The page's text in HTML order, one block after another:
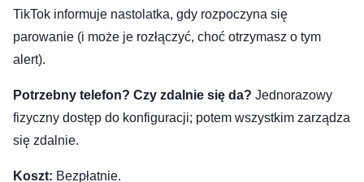
TikTok informuje nastolatka, gdy rozpoczyna się
parowanie (i może je rozłączyć, choć otrzymasz o tym
alert).
Potrzebny telefon? Czy zdalnie się da? Jednorazowy
fizyczny dostęp do konfiguracji; potem wszystkim zarządza
się zdalnie.
Koszt: Bezpłatnie.